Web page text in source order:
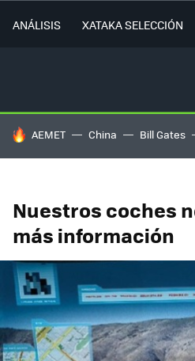
ANÁLISIS XATAKA SELECCIÓN
HOY SE HABLA DE
AEMET China Bill Gates
Nuestros coches
más información